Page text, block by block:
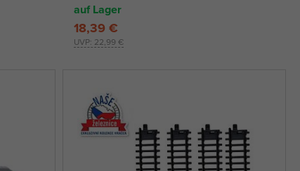
auf Lager
UVP: 22,99 €
18,39 €